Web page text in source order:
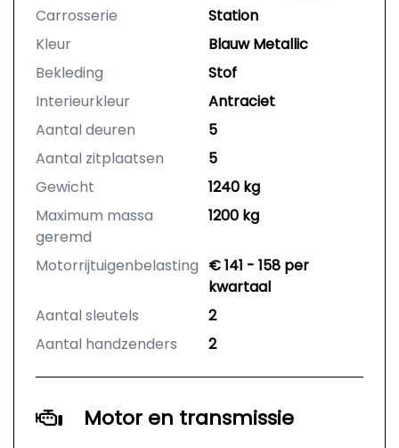
Carrosserie
Station
Kleur
Blauw Metallic
Bekleding
Stof
Interieurkleur
Antraciet
Aantal deuren
5
Aantal zitplaatsen
5
Gewicht
1240 kg
Maximum massa
geremd
1200 kg
Motorrijtuigenbelasting € 141 - 158 per
kwartaal
Aantal sleutels
2
Aantal handzenders
2
Motor en transmissie